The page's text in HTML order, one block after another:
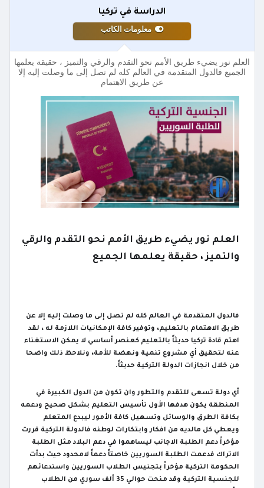
الدراسة في تركيا
معلومات الكاتب
العلم نور يضيء طريق الأمم نحو التقدم والرقي والتميز ، حقيقة يعلمها
الجميع فالدول المتقدمة في العالم كله لم تصل إلى ما وصلت إليه إلا
عن طريق الاهتمام
العلم نور يضيء طريق الأمم نحو التقدم والرقي
والتميز ، حقيقة يعلمها الجميع
فالدول المتقدمة في العالم كله لم تصل إلى ما وصلت إليه إلا عن
طريق الاهتمام بالتعليم، وتوفير كافة الإمكانيات اللازمة له ، لقد
اهتم قادة تركيا حديثاً بالتعليم كعنصر أساسي لا يمكن الاستغناء
عنه لتحقيق أي مشروع تنمية ونهضة للأمة، ونلاحظ ذلك واضحا
من خلال انجازات الدولة التركية حديثاً.
أي دولة تسعى للتقدم والتطور وان تكون من الدول الكبيرة في
المنطقة يكون هدفها الأول تأسيس التعليم بشكل صحيح ودعمه
بكافة الطرق والوسائل وتسهيل كافة الأمور ليبدع المتعلم
ويعطي كل مالديه من افكار وابتكارات لوطنه فالدولة التركية قررت
مؤخراً دعم الطلبة الاجانب ليساهموا في دعم البلاد مثل الطلبة
الاتراك فدعمت الطلبة السوريين خاصتاً دعماً لامحدود حيث بدأت
الحكومة التركية مؤخراً بتجنيس الطلاب السوريين واستدعائهم
للجنسية التركية وقد منحت حوالي 35 ألف سوري من الطلاب